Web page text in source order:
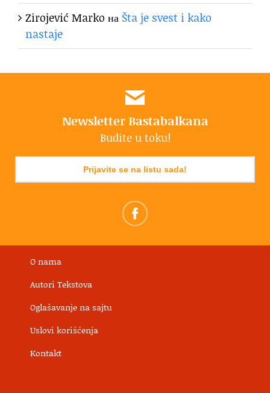
Zirojević Marko на Šta je svest i kako
nastaje
Newsletter Bastabalkana
Budite u toku!
Prijavite se na listu sada!
O nama
Autori Tekstova
Oglašavanje na sajtu
Uslovi korišćenja
Kontakt